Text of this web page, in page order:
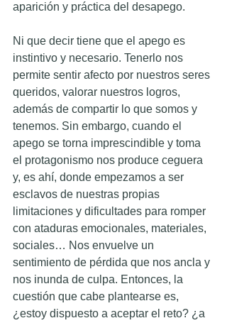
aparición y práctica del desapego.
Ni que decir tiene que el apego es
instintivo y necesario. Tenerlo nos
permite sentir afecto por nuestros seres
queridos, valorar nuestros logros,
además de compartir lo que somos y
tenemos. Sin embargo, cuando el
apego se torna imprescindible y toma
el protagonismo nos produce ceguera
y, es ahí, donde empezamos a ser
esclavos de nuestras propias
limitaciones y dificultades para romper
con ataduras emocionales, materiales,
sociales… Nos envuelve un
sentimiento de pérdida que nos ancla y
nos inunda de culpa. Entonces, la
cuestión que cabe plantearse es,
¿estoy dispuesto a aceptar el reto? ¿a